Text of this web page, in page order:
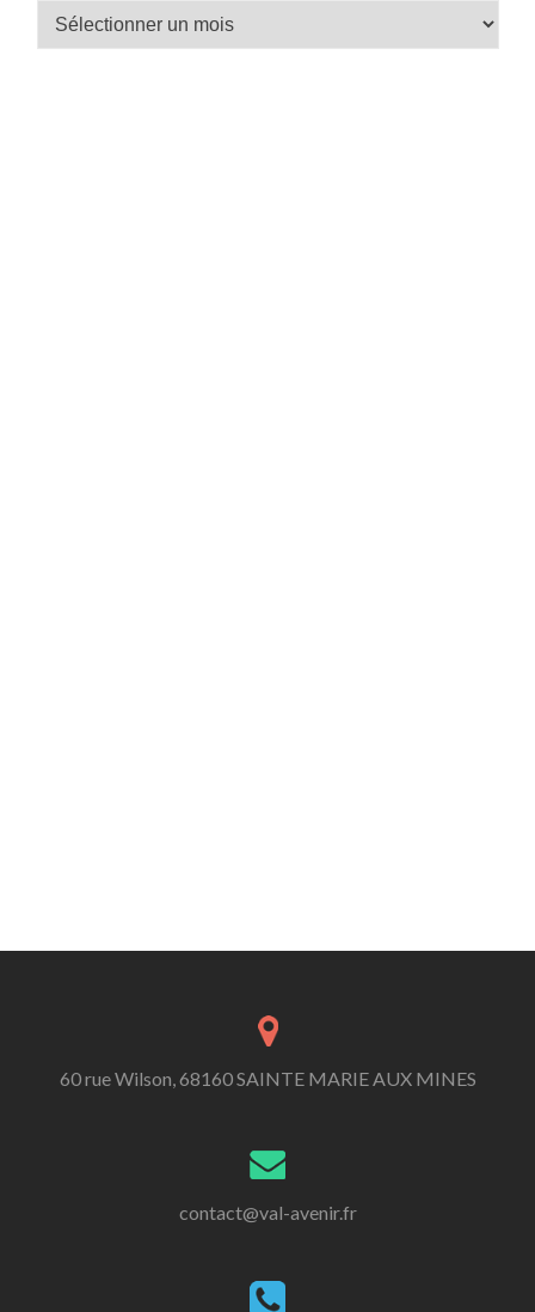
Archives
60 rue Wilson, 68160 SAINTE MARIE AUX MINES
contact@val-avenir.fr